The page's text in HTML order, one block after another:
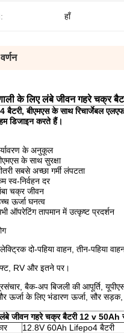
हाँ
के लिए लंबे जीवन गहरे चक्र
4 बैटरी, बीएमएस के साथ रिचार्जेबल
डिजाइन करते हैं।
के अनुकूल
के साथ सुरक्षा
सबसे अच्छा गर्मी लंपटता
स्व-निर्वहन दर
चक्र जीवन
ऊर्जा घनत्व
ऑपरेटिंग तापमान में उत्कृष्ट प्रदर्शन
दो-पहिया वाहन, तीन-पहिया
RV और इतने पर।
बैक-अप बिजली की आपूर्ति,
ऊर्जा के लिए भंडारण ऊर्जा, सौर
लंबे जीवन गहरे चक्र बैटरी 12 v 50Ah
12.8V 60Ah Lifepo4 बैटरी